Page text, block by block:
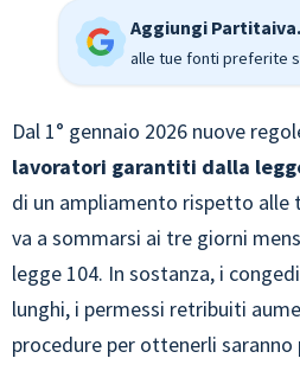
Aggiungi
alle tue fonti preferite
Dal 1° gennaio 2026 nuove
lavoratori garantiti dalla
di un ampliamento rispetto alle
va a sommarsi ai tre giorni
legge 104. In sostanza, i
lunghi, i permessi retribuiti
procedure per ottenerli saranno